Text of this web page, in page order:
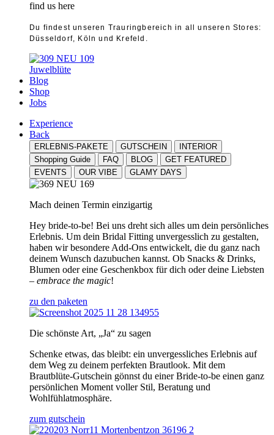
find us here
Du findest unseren Trauringbereich in all unseren Stores:
Düsseldorf, Köln und Krefeld.
Juwelblüte
Blog
Shop
Jobs
Experience
Back
ERLEBNIS-PAKETE GUTSCHEIN
INTERIOR
Shopping Guide
FAQ BLOG
GET FEATURED
EVENTS
OUR VIBE GLAMY DAYS
Mach deinen Termin einzigartig
Hey bride-to-be! Bei uns dreht sich alles um dein persönliches
Erlebnis. Um dein Bridal Fitting unvergesslich zu gestalten,
haben wir besondere Add-Ons entwickelt, die du ganz nach
deinem Wunsch dazubuchen kannst. Ob Snacks & Drinks,
Blumen oder eine Geschenkbox für dich oder deine Liebsten
– embrace the magic!
zu den paketen
Die schönste Art, „Ja“ zu sagen
Schenke etwas, das bleibt: ein unvergessliches Erlebnis auf
dem Weg zu deinem perfekten Brautlook. Mit dem
Brautblüte-Gutschein gönnst du einer Bride-to-be einen ganz
persönlichen Moment voller Stil, Beratung und
Wohlfühlatmosphäre.
zum gutschein